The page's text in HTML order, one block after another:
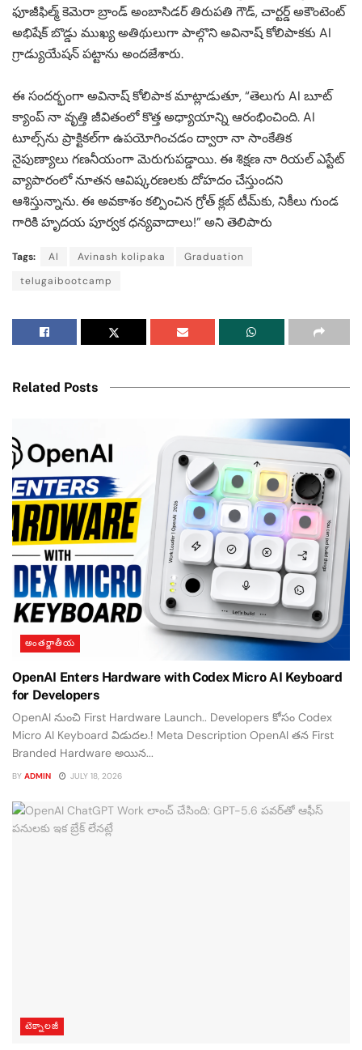
ఫూజీఫిల్మ్ కెమెరా బ్రాండ్ అంబాసిడర్ తిరుపతి గౌడ్, చార్టర్డ్ అకౌంటెంట్
అభిషేక్ బొడ్డు ముఖ్య అతిథులుగా పాల్గొని అవినాష్ కోలిపాకకు AI
గ్రాడ్యుయేషన్ పట్టాను అందజేశారు.
ఈ సందర్భంగా అవినాష్ కోలిపాక మాట్లాడుతూ, “తెలుగు AI బూట్
క్యాంప్‌ నా వృత్తి జీవితంలో కొత్త అధ్యాయాన్ని ఆరంభించింది. AI
టూల్స్‌ను ప్రాక్టికల్‌గా ఉపయోగించడం ద్వారా నా సాంకేతిక
నైపుణ్యాలు గణనీయంగా మెరుగుపడ్డాయి. ఈ శిక్షణ నా రియల్ ఎస్టేట్
వ్యాపారంలో నూతన ఆవిష్కరణలకు దోహదం చేస్తుందని
ఆశిస్తున్నాను. ఈ అవకాశం కల్పించిన గ్రోత్ క్లబ్ టీమ్‌కు, నికీలు గుండ
గారికి హృదయ పూర్వక ధన్యవాదాలు!” అని తెలిపారు
Tags: AI Avinash kolipaka
Graduation
telugaibootcamp
Related Posts
అంతర్జాతీయ
OpenAI Enters Hardware with Codex Micro AI Keyboard
for Developers
OpenAI నుంచి First Hardware Launch.. Developers కోసం Codex
Micro AI Keyboard విడుదల.! Meta Description OpenAI తన First
Branded Hardware అయిన...
BY ADMIN JULY 18, 2026
టెక్నాలజీ